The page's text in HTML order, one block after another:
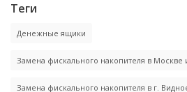
Теги
Денежные ящики
Замена фискального накопителя в Москве
Замена фискального накопителя в г.